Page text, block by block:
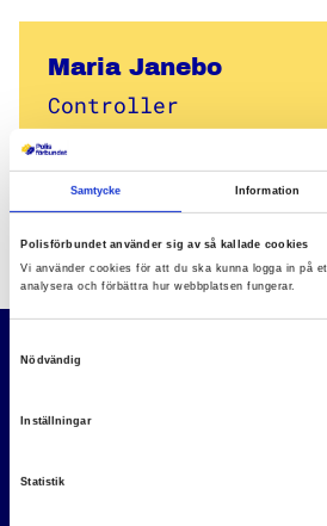
Samtycke Information
Polisförbundet använder sig av så kallade cookies
Vi använder cookies för att du ska kunna logga in på
analysera och förbättra hur webbplatsen fungerar.
Nödvändig
Inställningar
Statistik
Maria Janebo
Controller
Poliser ska ha rätt villkor och rätt